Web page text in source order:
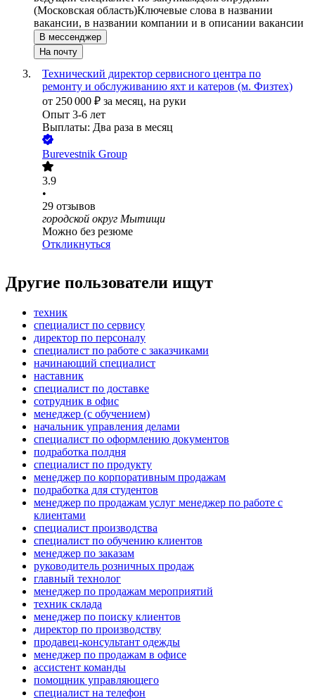
(Московская область)Ключевые слова в названии
вакансии, в названии компании и в описании вакансии
В мессенджер
На почту
Технический директор сервисного центра по
ремонту и обслуживанию яхт и катеров (м. Физтех)
от 250 000 ₽ за месяц, на руки
Опыт 3-6 лет
Выплаты: Два раза в месяц
Burevestnik Group
3.9
•
29 отзывов
городской округ Мытищи
Можно без резюме
Откликнуться
Другие пользователи ищут
техник
специалист по сервису
директор по персоналу
специалист по работе с заказчиками
начинающий специалист
наставник
специалист по доставке
сотрудник в офис
менеджер (с обучением)
начальник управления делами
специалист по оформлению документов
подработка полдня
специалист по продукту
менеджер по корпоративным продажам
подработка для студентов
менеджер по продажам услуг менеджер по работе с
клиентами
специалист производства
специалист по обучению клиентов
менеджер по заказам
руководитель розничных продаж
главный технолог
менеджер по продажам мероприятий
техник склада
менеджер по поиску клиентов
директор по производству
продавец-консультант одежды
менеджер по продажам в офисе
ассистент команды
помощник управляющего
специалист на телефон